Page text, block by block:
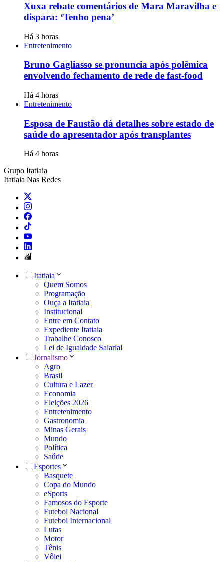
Xuxa rebate comentários de Mara Maravilha e
dispara: ‘Tenho pena’
Há 3 horas
Entretenimento
Bruno Gagliasso se pronuncia após polêmica
envolvendo fechamento de rede de fast-food
Há 4 horas
Entretenimento
Esposa de Faustão dá detalhes sobre estado de
saúde do apresentador após transplantes
Há 4 horas
Grupo Itatiaia
Itatiaia Nas Redes
Itatiaia
Quem Somos
Programação
Ouça a Itatiaia
Institucional
Entre em Contato
Expediente Itatiaia
Trabalhe Conosco
Lei de Igualdade Salarial
Jornalismo
Agro
Brasil
Cultura e Lazer
Economia
Eleições 2026
Entretenimento
Gastronomia
Minas Gerais
Mundo
Política
Saúde
Esportes
Basquete
Copa do Mundo
eSports
Famosos do Esporte
Futebol Nacional
Futebol Internacional
Lutas
Motor
Tênis
Vôlei